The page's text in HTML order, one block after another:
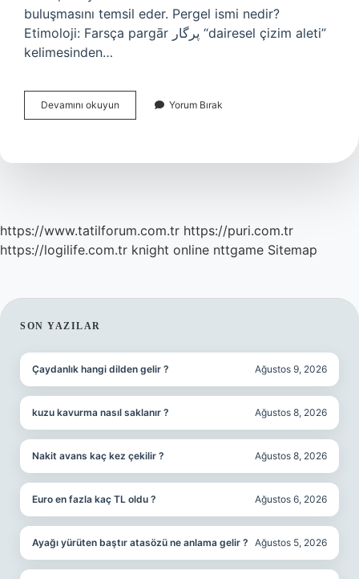
buluşmasını temsil eder. Pergel ismi nedir?
Etimoloji: Farsça pargār پرگار “dairesel çizim aleti”
kelimesinden…
Devamını okuyun Pergelin
Adı
Yorum Bırak
https://www.tatilforum.com.tr https://puri.com.tr
https://logilife.com.tr knight online nttgame Sitemap
SIDEBAR
SON YAZILAR
Çaydanlık hangi dilden gelir ? Ağustos 9, 2026
kuzu kavurma nasıl saklanır ? Ağustos 8, 2026
Nakit avans kaç kez çekilir ? Ağustos 8, 2026
Euro en fazla kaç TL oldu ? Ağustos 6, 2026
Ayağı yürüten baştır atasözü ne anlama gelir ? Ağustos 5, 2026